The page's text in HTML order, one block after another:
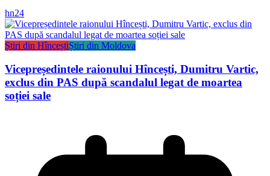
hn24
Știri din HînceștiȘtiri din Moldova
Vicepreședintele raionului Hîncești, Dumitru Vartic,
exclus din PAS după scandalul legat de moartea
soției sale